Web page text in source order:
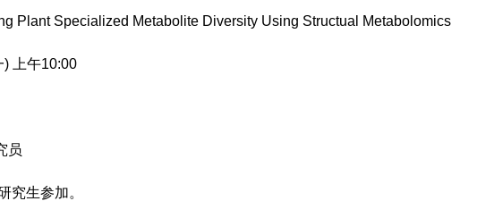
Plant Specialized Metabolite Diversity Using Structual Metabolomics
) 上午10:00
员
究生参加。